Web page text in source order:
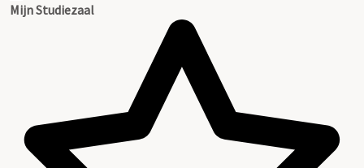
Mijn Studiezaal